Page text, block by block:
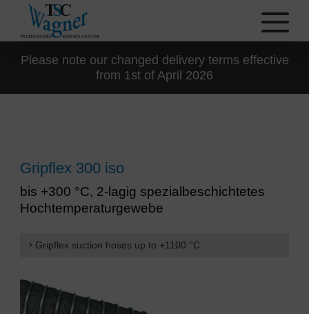
Please note our changed delivery terms effective
from 1st of April 2026
Gripflex 300 iso
bis +300 °C, 2-lagig spezialbeschichtetes
Hochtemperaturgewebe
Gripflex suction hoses up to +1100 °C